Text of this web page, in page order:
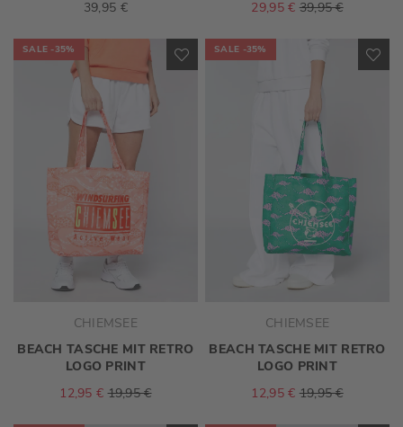
39,95 €
29,95 € 39,95 €
SALE -35%
ZUR
CHIEMSEE
BEACH TASCHE MIT RETRO
LOGO PRINT
12,95 € 19,95 €
SALE -35%
CHIEMSEE
BEACH TASCHE MIT RETRO
LOGO PRINT
12,95 € 19,95 €